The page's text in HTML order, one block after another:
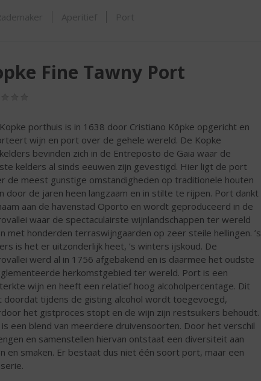
Aperitief Port
Fine Tawny Port
porthuis is in 1638 door Cristiano Köpke opgericht en
wijn en port over de gehele wereld. De Kopke
bevinden zich in de Entreposto de Gaia waar de
kelders al sinds eeuwen zijn gevestigd. Hier ligt de port
de meest gunstige omstandigheden op traditionele houten
door de jaren heen langzaam en in stilte te rijpen. Port dankt
aan de havenstad Oporto en wordt geproduceerd in de
waar de spectaculairste wijnlandschappen ter wereld
met honderden terraswijngaarden op zeer steile hellingen. ’s
is het er uitzonderlijk heet, ’s winters ijskoud. De
werd al in 1756 afgebakend en is daarmee het oudste
herkomstgebied ter wereld. Port is een
wijn en heeft een relatief hoog alcoholpercentage. Dit
doordat tijdens de gisting alcohol wordt toegevoegd,
het gistproces stopt en de wijn zijn restsuikers behoudt.
een blend van meerdere druivensoorten. Door het verschil
en samenstellen hiervan ontstaat een diversiteit aan
en smaken. Er bestaat dus niet één soort port, maar een